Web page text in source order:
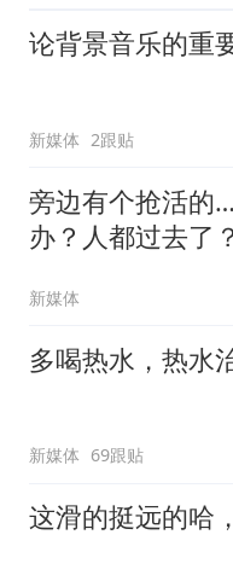
论背景音乐的重
新媒体 2跟贴
旁边有个抢活的
办？人都过去了？
新媒体
多喝热水，热水
新媒体 69跟贴
这滑的挺远的哈